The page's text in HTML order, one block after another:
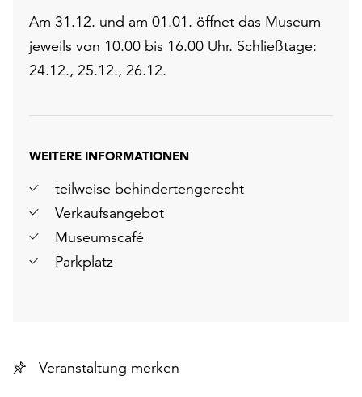
Am 31.12. und am 01.01. öffnet das Museum
jeweils von 10.00 bis 16.00 Uhr. Schließtage:
24.12., 25.12., 26.12.
WEITERE INFORMATIONEN
teilweise behindertengerecht
Verkaufsangebot
Museumscafé
Parkplatz
Veranstaltung merken